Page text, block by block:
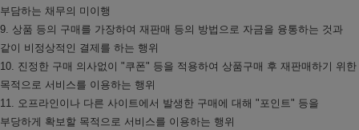
부담하는 채무의 미이행
9. 상품 등의 구매를 가장하여 재판매 등의 방법으로 자금을 융통하는 것과
같이 비정상적인 결제를 하는 행위
10. 진정한 구매 의사없이 "쿠폰" 등을 적용하여 상품구매 후 재판매하기 위한
목적으로 서비스를 이용하는 행위
11. 오프라인이나 다른 사이트에서 발생한 구매에 대해 "포인트" 등을
부당하게 확보할 목적으로 서비스를 이용하는 행위